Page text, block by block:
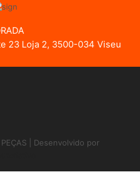
23 Loja 2, 3500-034 Viseu
| Desenvolvido por